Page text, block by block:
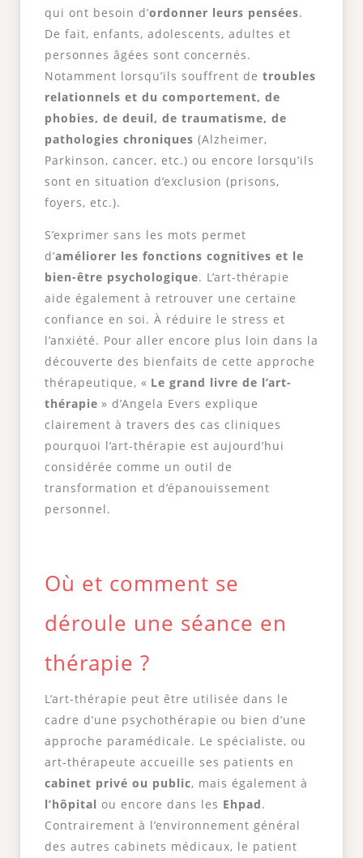
qui ont besoin d’ordonner leurs pensées.
De fait, enfants, adolescents, adultes et
personnes âgées sont concernés.
Notamment lorsqu’ils souffrent de troubles
relationnels et du comportement, de
phobies, de deuil, de traumatisme, de
pathologies chroniques (Alzheimer,
Parkinson, cancer, etc.) ou encore lorsqu’ils
sont en situation d’exclusion (prisons,
foyers, etc.).
S’exprimer sans les mots permet
d’améliorer les fonctions cognitives et le
bien-être psychologique. L’art-thérapie
aide également à retrouver une certaine
confiance en soi. À réduire le stress et
l’anxiété. Pour aller encore plus loin dans la
découverte des bienfaits de cette approche
thérapeutique, « Le grand livre de l’art-
thérapie » d’Angela Evers explique
clairement à travers des cas cliniques
pourquoi l’art-thérapie est aujourd’hui
considérée comme un outil de
transformation et d’épanouissement
personnel.
Où et comment se
déroule une séance en
thérapie ?
L’art-thérapie peut être utilisée dans le
cadre d’une psychothérapie ou bien d’une
approche paramédicale. Le spécialiste, ou
art-thérapeute accueille ses patients en
cabinet privé ou public, mais également à
l’hôpital ou encore dans les Ehpad.
Contrairement à l’environnement général
des autres cabinets médicaux, le patient